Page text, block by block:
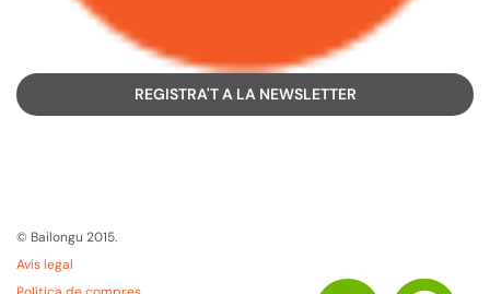
REGISTRA'T A LA NEWSLETTER
© Bailongu 2015.
Avís legal